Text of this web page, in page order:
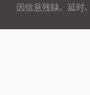
因信息残缺、延时